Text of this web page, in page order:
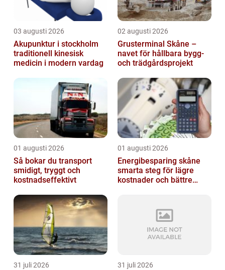
03 augusti 2026
Akupunktur i stockholm
traditionell kinesisk
medicin i modern vardag
02 augusti 2026
Grusterminal Skåne –
navet för hållbara bygg-
och trädgårdsprojekt
01 augusti 2026
Så bokar du transport
smidigt, tryggt och
kostnadseffektivt
01 augusti 2026
Energibesparing skåne
smarta steg för lägre
kostnader och bättre
31 juli 2026 31 juli 2026